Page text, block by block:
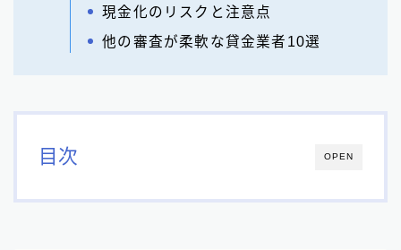
現金化のリスクと注意点
他の審査が柔軟な貸金業者10選
OPEN
目次